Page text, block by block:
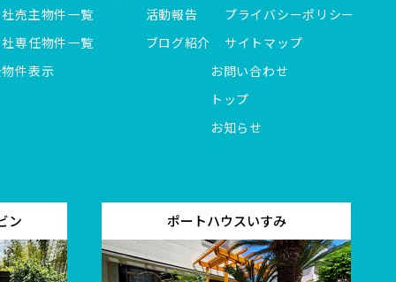
売主物件一覧
専任物件一覧
件表示
活動報告
ブログ紹介
プライバシーポリシー
サイトマップ
お問い合わせ
トップ
お知らせ
ン ポートハウスいすみ